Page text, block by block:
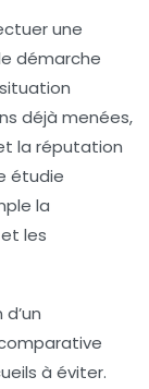
une
démarche
déjà menées,
la réputation
étudie
la
les
à éviter.